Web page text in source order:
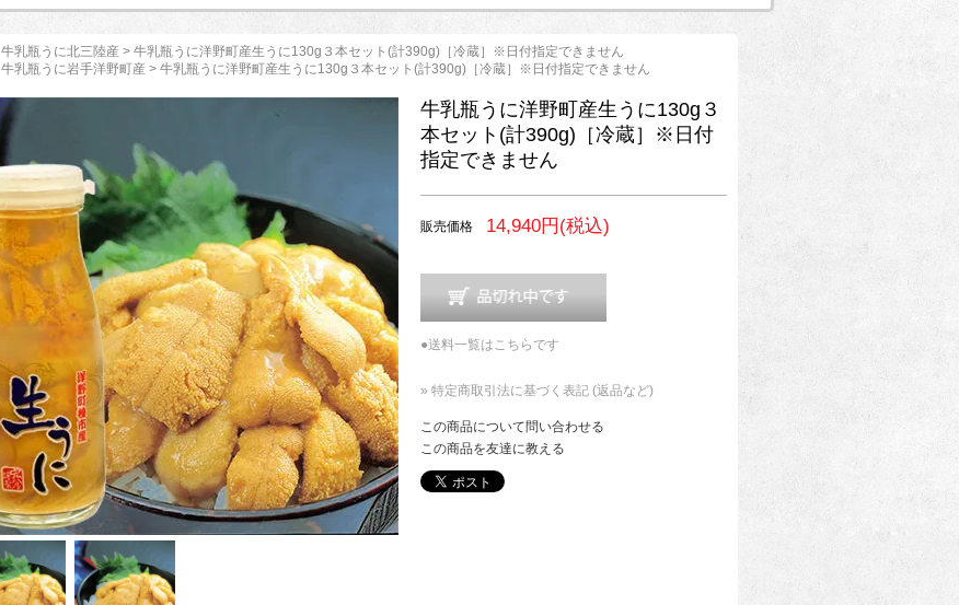
牛乳瓶うに北三陸産 > 牛乳瓶うに洋野町産生うに130g３本セット(計390g)［冷蔵］※日付指定できません
牛乳瓶うに岩手洋野町産 > 牛乳瓶うに洋野町産生うに130g３本セット(計390g)［冷蔵］※日付指定できません
牛乳瓶うに洋野町産生うに130g３
本セット(計390g)［冷蔵］※日付
指定できません
販売価格 14,940円(税込)
●送料一覧はこちらです
» 特定商取引法に基づく表記 (返品など)
この商品について問い合わせる
この商品を友達に教える